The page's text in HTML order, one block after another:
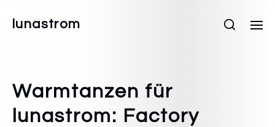
lunastrom
Warmtanzen für
lunastrom: Factory